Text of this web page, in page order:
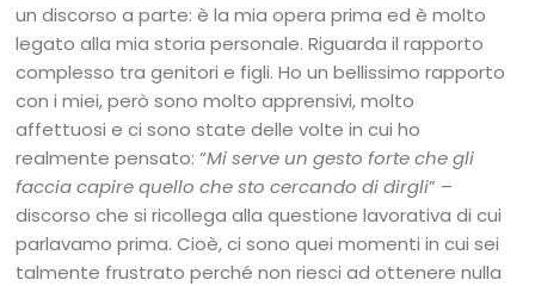
un discorso a parte: è la mia opera prima ed è molto
legato alla mia storia personale. Riguarda il rapporto
complesso tra genitori e figli. Ho un bellissimo rapporto
con i miei, però sono molto apprensivi, molto
affettuosi e ci sono state delle volte in cui ho
realmente pensato: “Mi serve un gesto forte che gli
faccia capire quello che sto cercando di dirgli” –
discorso che si ricollega alla questione lavorativa di cui
parlavamo prima. Cioè, ci sono quei momenti in cui sei
talmente frustrato perché non riesci ad ottenere nulla